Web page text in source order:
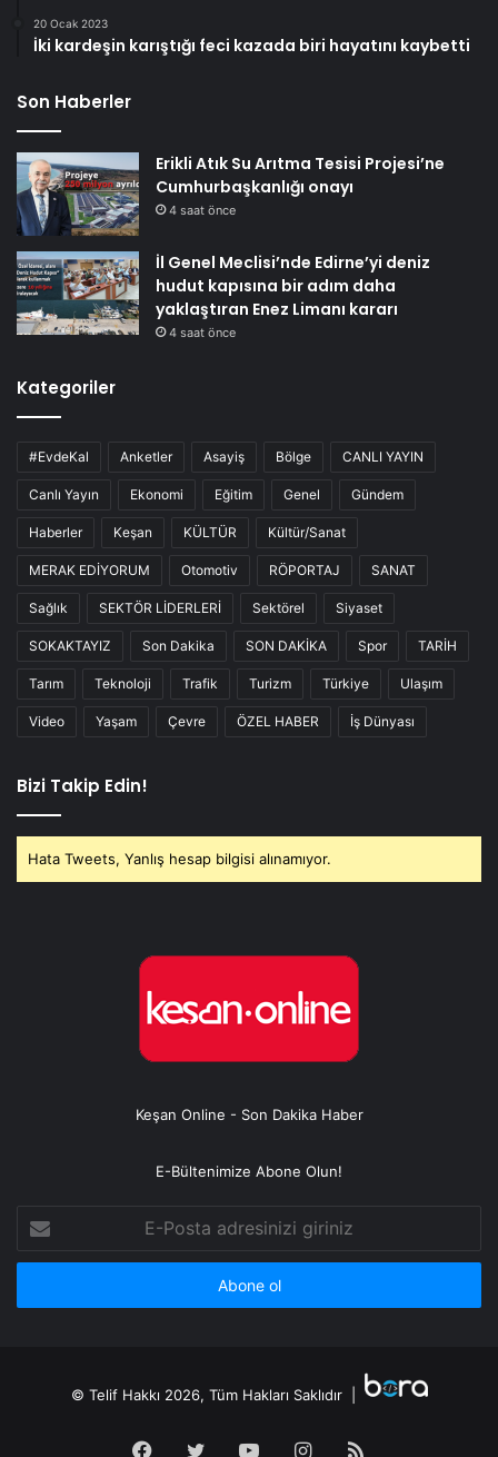
20 Ocak 2023
İki kardeşin karıştığı feci kazada biri hayatını kaybetti
Son Haberler
Erikli Atık Su Arıtma Tesisi Projesi’ne
Cumhurbaşkanlığı onayı
4 saat önce
İl Genel Meclisi’nde Edirne’yi deniz
hudut kapısına bir adım daha
yaklaştıran Enez Limanı kararı
4 saat önce
Kategoriler
#EvdeKal Anketler Asayiş Bölge CANLI YAYIN
Canlı Yayın Ekonomi Eğitim Genel Gündem
Haberler Keşan KÜLTÜR Kültür/Sanat
MERAK EDİYORUM Otomotiv RÖPORTAJ SANAT
Sağlık SEKTÖR LİDERLERİ Sektörel Siyaset
SOKAKTAYIZ Son Dakika SON DAKİKA Spor TARİH
Tarım Teknoloji Trafik Turizm Türkiye Ulaşım
Video Yaşam Çevre ÖZEL HABER İş Dünyası
Bizi Takip Edin!
Hata Tweets, Yanlış hesap bilgisi alınamıyor.
Keşan Online - Son Dakika Haber
E-Bültenimize Abone Olun!
Posta
adresinizi
© Telif Hakkı 2026, Tüm Hakları Saklıdır |
Facebook
Twitter YouTubeInstagram